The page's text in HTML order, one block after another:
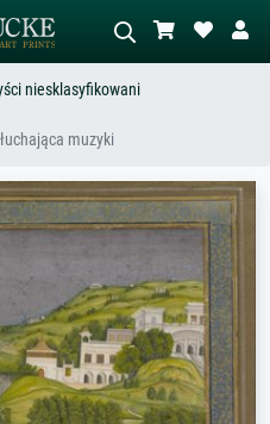
Wyszukiwanie obrazów AI
abstrakcja z czerwienią, ciemny olej,
stojący akt obok drzewa.
niesklasyfikowani
muzyki